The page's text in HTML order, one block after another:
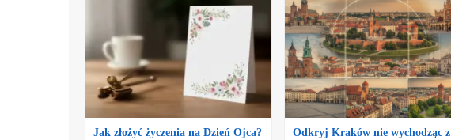
Jak złożyć życzenia na Dzień Ojca?
Odkryj Kraków nie wychodząc z